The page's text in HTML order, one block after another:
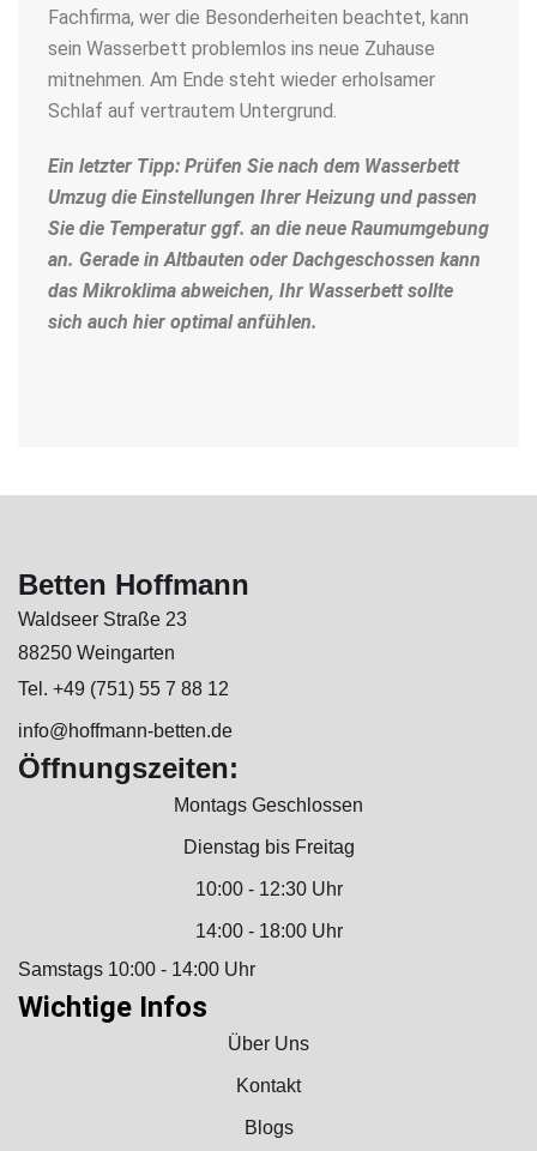
Fachfirma, wer die Besonderheiten beachtet, kann
sein Wasserbett problemlos ins neue Zuhause
mitnehmen. Am Ende steht wieder erholsamer
Schlaf auf vertrautem Untergrund.
Ein letzter Tipp: Prüfen Sie nach dem Wasserbett
Umzug die Einstellungen Ihrer Heizung und passen
Sie die Temperatur ggf. an die neue Raumumgebung
an. Gerade in Altbauten oder Dachgeschossen kann
das Mikroklima abweichen, Ihr Wasserbett sollte
sich auch hier optimal anfühlen.
Betten Hoffmann
Waldseer Straße 23
88250 Weingarten
Tel. +49 (751) 55 7 88 12
info@hoffmann-betten.de
Öffnungszeiten:
Montags Geschlossen
Dienstag bis Freitag
10:00 - 12:30 Uhr
14:00 - 18:00 Uhr
Samstags 10:00 - 14:00 Uhr
Wichtige Infos
Über Uns
Kontakt
Blogs